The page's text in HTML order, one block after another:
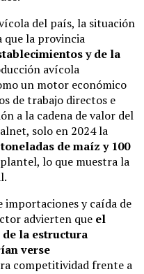
del país, la situación
que la provincia
y de la
avícola
un motor económico
de trabajo directos e
a la cadena de valor del
solo en 2024 la
de maíz y 100
lo que muestra la
.
importaciones y caída de
advierten que el
la estructura
verse
competitividad frente a